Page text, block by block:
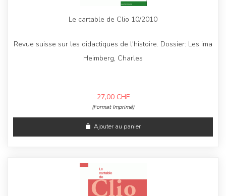
Le cartable de Clio 10/2010
Revue suisse sur les didactiques de l'histoire. Dossier: Les ima
Heimberg, Charles
27,00 CHF
(Format Imprimé)
Ajouter au panier